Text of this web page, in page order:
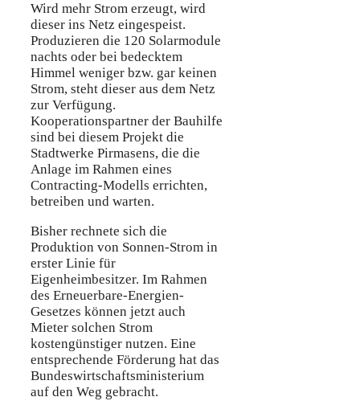
Wird mehr Strom erzeugt, wird
dieser ins Netz eingespeist.
Produzieren die 120 Solarmodule
nachts oder bei bedecktem
Himmel weniger bzw. gar keinen
Strom, steht dieser aus dem Netz
zur Verfügung.
Kooperationspartner der Bauhilfe
sind bei diesem Projekt die
Stadtwerke Pirmasens, die die
Anlage im Rahmen eines
Contracting-Modells errichten,
betreiben und warten.
Bisher rechnete sich die
Produktion von Sonnen-Strom in
erster Linie für
Eigenheimbesitzer. Im Rahmen
des Erneuerbare-Energien-
Gesetzes können jetzt auch
Mieter solchen Strom
kostengünstiger nutzen. Eine
entsprechende Förderung hat das
Bundeswirtschaftsministerium
auf den Weg gebracht.